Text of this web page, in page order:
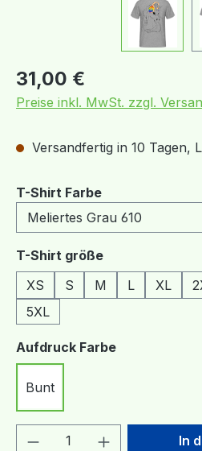
Regulärer Preis:
31,00 €
Preise inkl. MwSt. zzgl.
Versandfertig in 10 Tagen,
T-Shirt Farbeauswählen
T-Shirt größeauswählen
XS
S M L XL
5XL
Aufdruck Farbeauswählen
Bunt
Produkt Anzahl: In